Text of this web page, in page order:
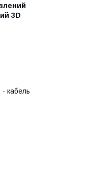
3D
кабель